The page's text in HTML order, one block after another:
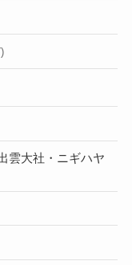
雲大社・ニギハヤ